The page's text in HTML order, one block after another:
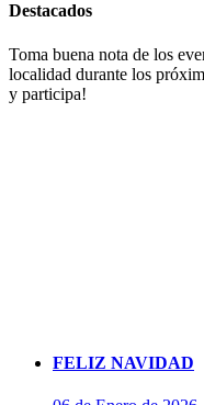
Destacados
Toma buena nota de los
localidad durante los
y participa!
FELIZ NAVIDAD